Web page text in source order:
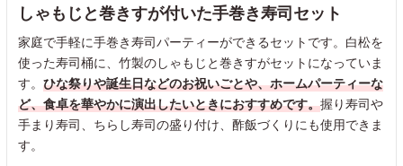
しゃもじと巻きすが付いた手巻き寿司セット
家庭で手軽に手巻き寿司パーティーができるセットです。白松を
使った寿司桶に、竹製のしゃもじと巻きすがセットになっていま
す。 ひな祭りや誕生日などのお祝いごとや、ホームパーティーな
ど、食卓を華やかに演出したいときにおすすめです。握り寿司や
手まり寿司、ちらし寿司の盛り付け、酢飯づくりにも使用できま
す。